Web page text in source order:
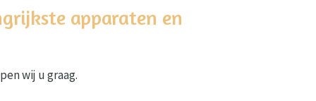
apparaten en
wij u graag.